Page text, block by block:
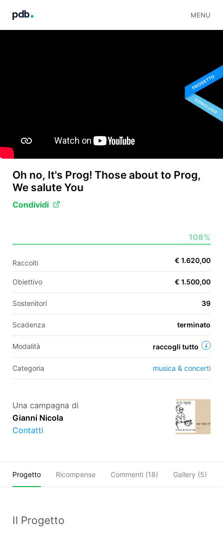
MENU
EN
FR
Oh no, It's Prog! Those about to Prog,
We salute You
Condividi
108%
Raccolti € 1.620,00
Obiettivo € 1.500,00
Sostenitori 39
Scadenza terminato
Modalità raccogli tutto
Categoria musica & concerti
Una campagna di
Gianni Nicola
Contatti
Progetto Ricompense Commenti (18) Gallery (5)
Il Progetto